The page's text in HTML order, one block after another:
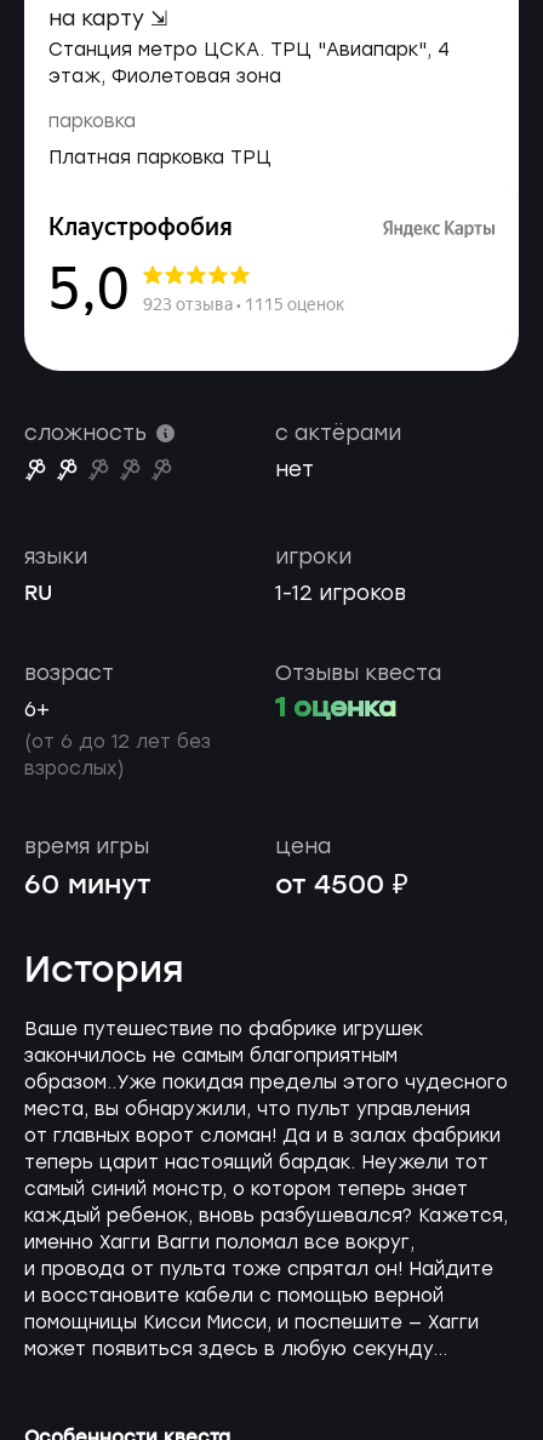
на карту ⇲
Станция метро ЦСКА. ТРЦ "Авиапарк", 4
этаж, Фиолетовая зона
парковка
Платная парковка ТРЦ
сложность
с актёрами
нет
игроки
1-12 игроков
языки
RU
возраст
6+
(от 6 до 12 лет без
взрослых)
Отзывы квеста
1 оценка
время игры
60 минут
цена
от 4500 ₽
История
Ваше путешествие по фабрике игрушек
закончилось не самым благоприятным
образом..Уже покидая пределы этого чудесного
места, вы обнаружили, что пульт управления
от главных ворот сломан! Да и в залах фабрики
теперь царит настоящий бардак. Неужели тот
самый синий монстр, о котором теперь знает
каждый ребенок, вновь разбушевался? Кажется,
именно Хагги Вагги поломал все вокруг,
и провода от пульта тоже спрятал он! Найдите
и восстановите кабели с помощью верной
помощницы Кисси Мисси, и поспешите — Хагги
может появиться здесь в любую секунду...